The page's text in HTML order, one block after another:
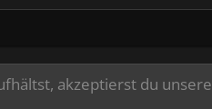
akzeptierst du